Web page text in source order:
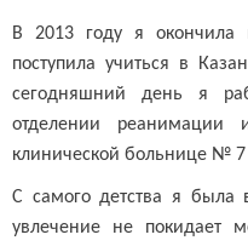
В 2013 году я
поступила учиться в
сегодняшний день я
отделении реанимации
клинической больнице № 7
С самого детства я
увлечение не покидает